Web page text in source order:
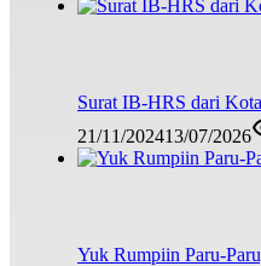
Surat IB-HRS dari
21/11/202413/07/2026
Yuk Rumpiin Paru-